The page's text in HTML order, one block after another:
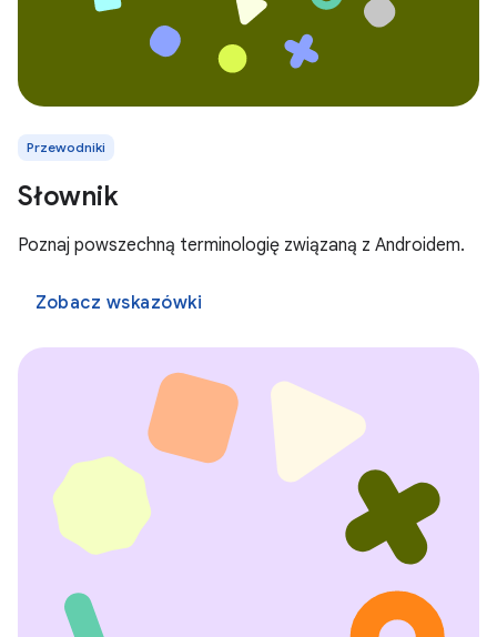
Przewodniki
Słownik
Poznaj powszechną terminologię związaną z Androidem.
Zobacz wskazówki